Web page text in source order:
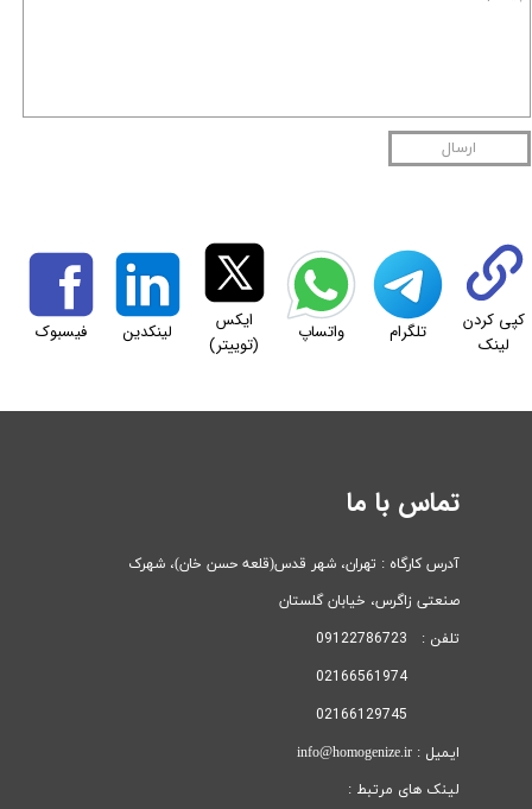
ارسال
کپی کردن
لینک
تلگرام واتساپ
ایکس
(توییتر)
لینکدین فیسبوک
تماس با ما
آدرس کارگاه : تهران، شهر قدس(قلعه حسن خان)، ​​​​​​​شهرک
صنعتی زاگرس، خیابان گلستان
تلفن : 09122786723
02166561974
ایمیل : info@homogenize.ir
لینک های مرتبط :